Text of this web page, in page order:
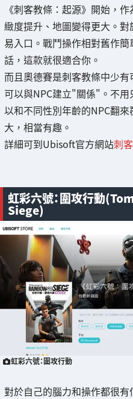
《刺客教條：起源》開始，
緻度提升、地圖變得更大。
易入口。戰鬥操作相對舊作
話，這款就很適合你。
而且奧德賽是刺客教條中少
可以與NPC建立"關係"。不
以和不同性別年齡的NPC翻
大，相當有趣。
詳細可到Ubisoft官方網站刺
虹彩六號：圍攻行動
Siege)
虹彩六號：圍攻行動
對於自己的腦力和操作都很